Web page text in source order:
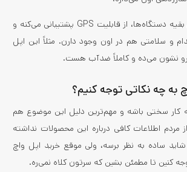
این اپل واچ هم مثل بقیه دستگاه‌ها، از قابلیت GPS پشتیبانی می‌کنه و
و سلامتی هم در اون وجود دارن. مثلاً این اپل
نشون می‌ده و کاملاً ضدآب هست.
به چه نکاتی توجه کنیم؟
کار سختی باشه و مهم‌ترین دلیل این موضوع هم
مردم اطلاعات کافی درباره این محصولات نداشته
شاید ساده به نظر برسه، ولی موقع خرید اپل واچ
کنین تا مطمئن بشین که سرتون کلاه نمی‌ره.